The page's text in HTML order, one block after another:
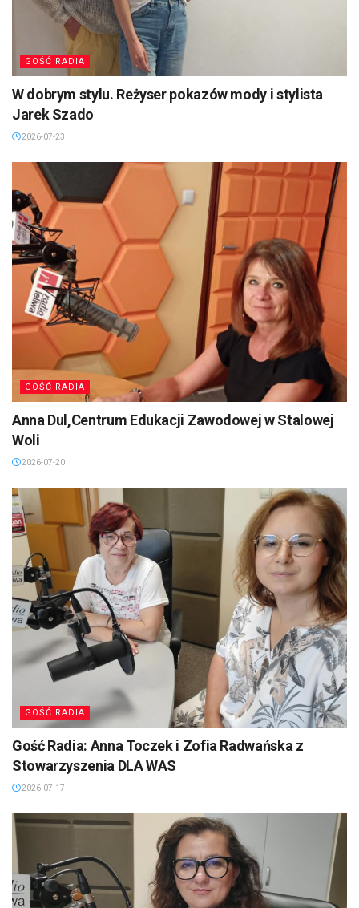
GOŚĆ RADIA
W dobrym stylu. Reżyser pokazów mody i stylista
Jarek Szado
2026-07-23
GOŚĆ RADIA
Anna Dul,Centrum Edukacji Zawodowej w Stalowej
Woli
2026-07-20
GOŚĆ RADIA
Gość Radia: Anna Toczek i Zofia Radwańska z
Stowarzyszenia DLA WAS
2026-07-17